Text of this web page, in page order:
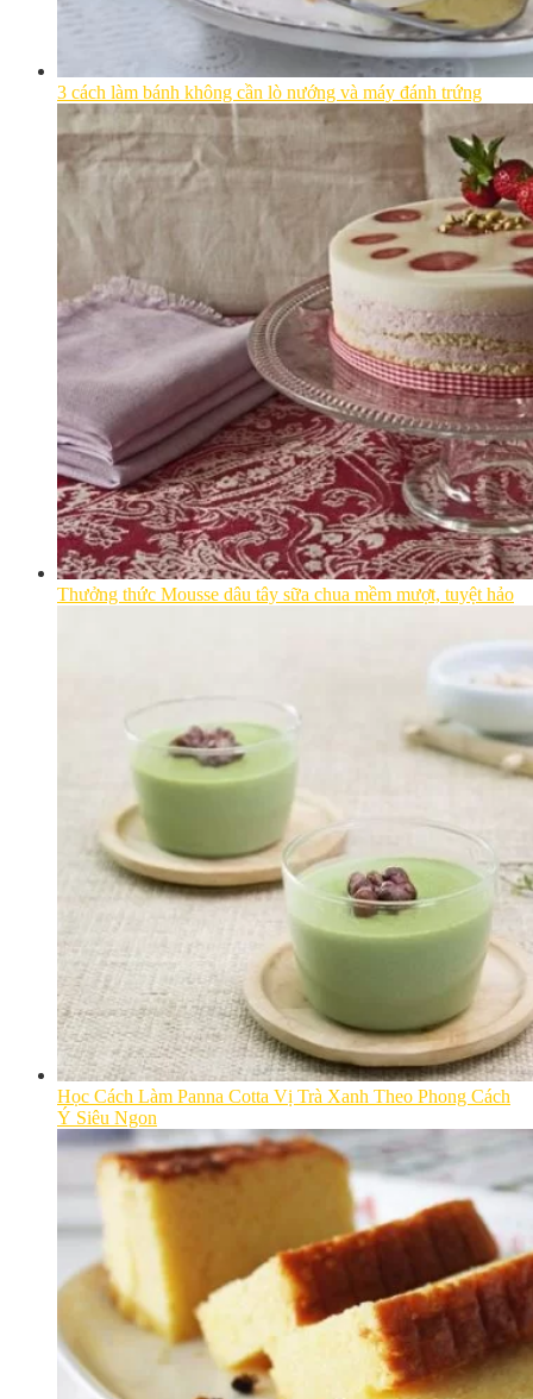
3 cách làm bánh không cần lò nướng và máy đánh trứng
Thưởng thức Mousse dâu tây sữa chua mềm mượt, tuyệt hảo
Học Cách Làm Panna Cotta Vị Trà Xanh Theo Phong Cách
Ý Siêu Ngon